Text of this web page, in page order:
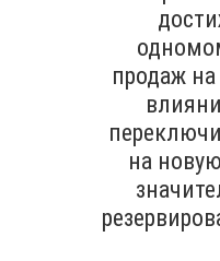
продаж
на